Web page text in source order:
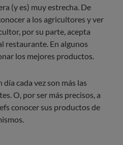
(y es) muy estrecha. De
a los agricultores y ver
por su parte, acepta
restaurante. En algunos
los mejores productos.
cada vez son más las
O, por ser más precisos, a
conocer sus productos de